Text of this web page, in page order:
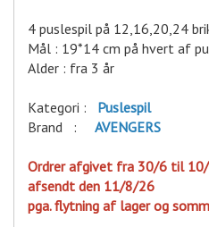
4 puslespil på 12,16,20,24
Mål : 19*14 cm på hvert af
Alder : fra 3 år
Kategori : Puslespil
Brand : AVENGERS
Ordrer afgivet fra 30/6 til
afsendt den 11/8/26
pga. flytning af lager og